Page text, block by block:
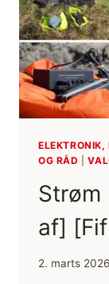
OG RÅD
|
Strøm
af]
2. marts 2026